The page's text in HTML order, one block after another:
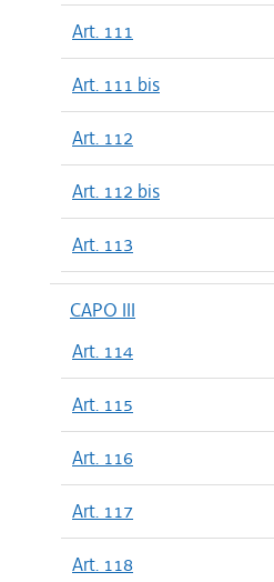
Art. 111
Art. 111 bis
Art. 112
Art. 112 bis
Art. 113
CAPO III
Art. 114
Art. 115
Art. 116
Art. 117
Art. 118